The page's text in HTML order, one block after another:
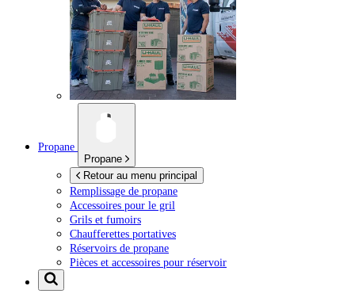
Propane
Propane
Retour au menu principal
Remplissage de propane
Accessoires pour le gril
Grils et fumoirs
Chaufferettes portatives
Réservoirs de propane
Pièces et accessoires pour réservoir